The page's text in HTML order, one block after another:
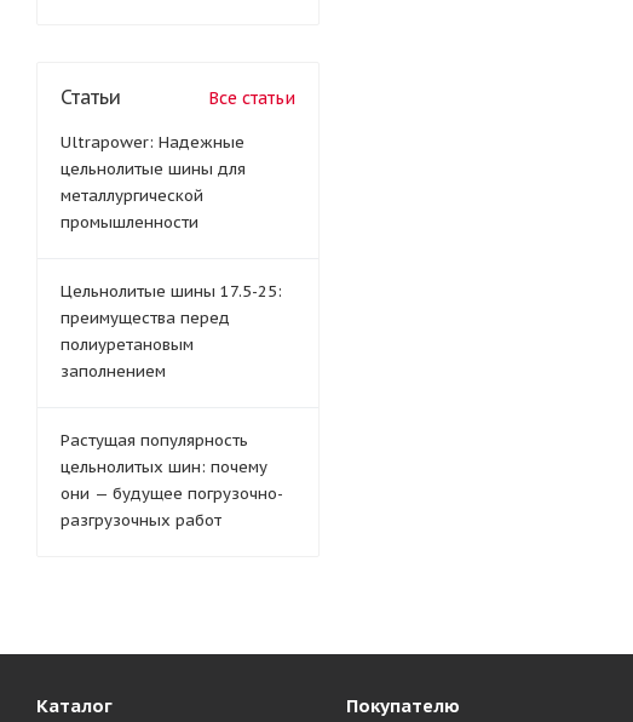
Статьи Все статьи
Ultrapower: Надежные
цельнолитые шины для
металлургической
промышленности
Цельнолитые шины 17.5-25:
преимущества перед
полиуретановым
заполнением
Растущая популярность
цельнолитых шин: почему
они — будущее погрузочно-
разгрузочных работ
Каталог Покупателю